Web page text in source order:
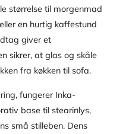
størrelse til morgenmad
en hurtig kaffestund
giver et
sikrer, at glas og skåle
fra køkken til sofa.
fungerer Inka-
base til stearinlys,
små stilleben. Dens